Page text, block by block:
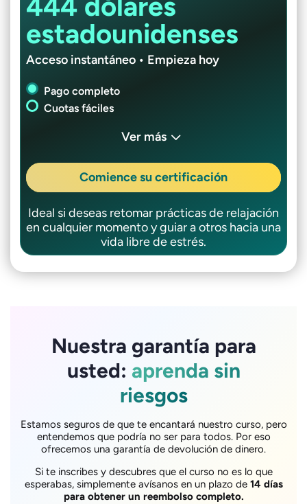
estadounidenses
Acceso instantáneo • Empieza hoy
Pago completo
Cuotas fáciles
Ver más
Comience su certificación
Ideal si deseas retomar prácticas de relajación
en cualquier momento y guiar a otros hacia una
vida libre de estrés.
Nuestra garantía para
usted: aprenda sin
riesgos
Estamos seguros de que te encantará nuestro curso, pero
entendemos que podría no ser para todos. Por eso
ofrecemos una garantía de devolución de dinero.
Si te inscribes y descubres que el curso no es lo que
esperabas, simplemente avísanos en un plazo de 14 días
para obtener un reembolso completo.